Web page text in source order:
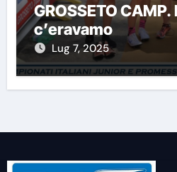
GROSSETO
c’eravamo
Lug 7, 2025